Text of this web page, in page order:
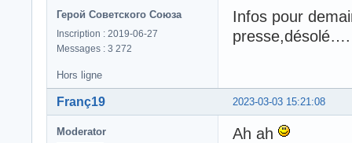
Герой Советского Союза
Inscription : 2019-06-27
Messages : 3 272
Infos pour
Hors ligne
2023-03-03 15:21:08
Franç19
Moderator Ah ah